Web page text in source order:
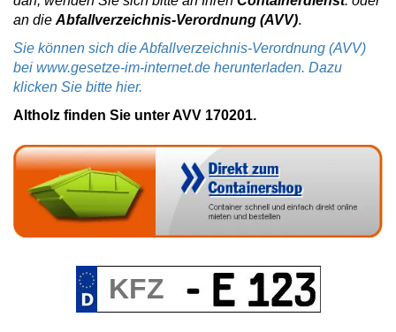
an die Abfallverzeichnis-Verordnung (AVV).
Sie können sich die Abfallverzeichnis-Verordnung (AVV)
bei www.gesetze-im-internet.de herunterladen. Dazu
klicken Sie bitte hier.
Altholz finden Sie unter AVV 170201.